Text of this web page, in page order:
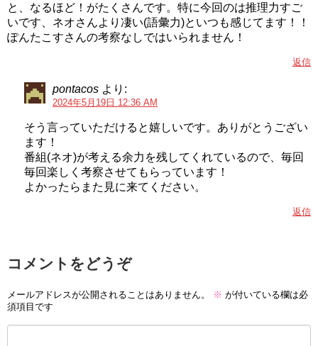
と、なるほど！がたくさんです。特に今回のは推理力すご
いです、ネオさんより凄い(語彙力)といつも感じてます！！
ぽんたこすさんの考察なしではいられません！
返信
pontacos より:
2024年5月19日 12:36 AM
そう言っていただけると嬉しいです。ありがとうござい
ます！
番組(ネオ)が考える余力を残してくれているので、毎回
毎回楽しく考察させてもらっています！
よかったらまた見に来てください。
返信
コメントをどうぞ
メールアドレスが公開されることはありません。 ※ が付いている欄は必
須項目です